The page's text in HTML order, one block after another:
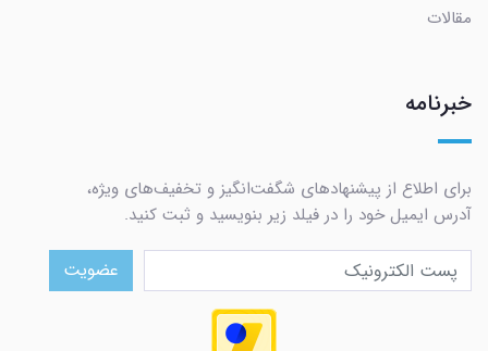
مقالات
خبرنامه
برای اطلاع از پیشنهادهای شگفت‌انگیز و تخفیف‌های ویژه،
آدرس ایمیل خود را در فیلد زیر بنویسید و ثبت کنید.
عضویت